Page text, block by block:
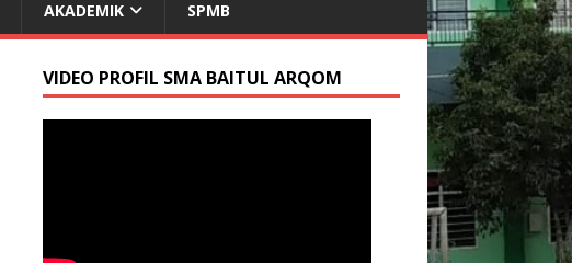
AKADEMIK SPMB
VIDEO PROFIL SMA BAITUL ARQOM